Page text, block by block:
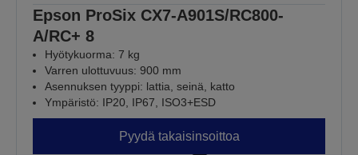
Epson ProSix CX7-A901S/RC800-
A/RC+ 8
Hyötykuorma: 7 kg
Varren ulottuvuus: 900 mm
Asennuksen tyyppi: lattia, seinä, katto
Ympäristö: IP20, IP67, ISO3+ESD
Pyydä takaisinsoittoa